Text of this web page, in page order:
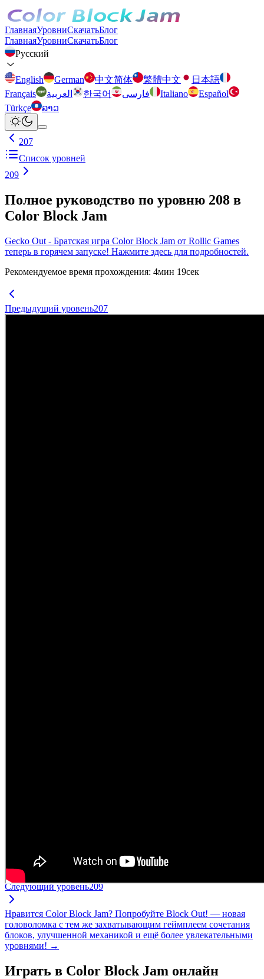
ГлавнаяУровниСкачатьБлог
ГлавнаяУровниСкачатьБлог
Русский
English German 中文简体 繁體中文
日本語
Français
العربية 한국어 فارسی Italiano
Español
Türkçe
ລາວ
207
Список уровней
209
Полное руководство по уровню 208 в
Color Block Jam
Gecko Out - Братская игра Color Block Jam от Rollic Games
теперь в горячем запуске! Нажмите здесь для подробностей.
Рекомендуемое время прохождения: 4мин 19сек
Предыдущий уровень207
Следующий уровень209
Нравится Color Block Jam? Попробуйте Block Out! — новая
головоломка с тем же захватывающим геймплеем сочетания
блоков, улучшенной механикой и ещё более увлекательными
уровнями! →
Играть в Color Block Jam онлайн